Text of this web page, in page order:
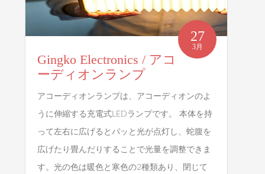
27
3月
Gingko Electronics / アコ
ーディオンランプ
アコーディオンランプは、アコーディオンのよ
うに伸縮する充電式LEDランプです。 本体を持
って左右に広げるとパッと光が点灯し、蛇腹を
広げたり畳んだりすることで光量を調整できま
す。光の色は暖色と寒色の2種類あり、閉じて